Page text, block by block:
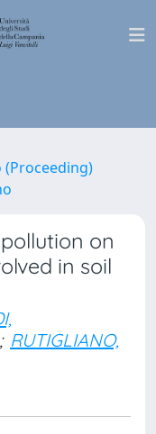
on
in soil
; RUTIGLIANO,